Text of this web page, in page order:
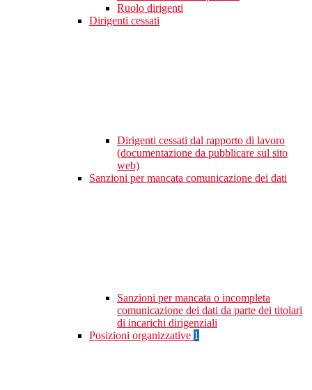
Ruolo dirigenti
Dirigenti cessati
Dirigenti cessati dal rapporto di lavoro
(documentazione da pubblicare sul sito
web)
Sanzioni per mancata comunicazione dei dati
Sanzioni per mancata o incompleta
comunicazione dei dati da parte dei titolari
di incarichi dirigenziali
Posizioni organizzative 1